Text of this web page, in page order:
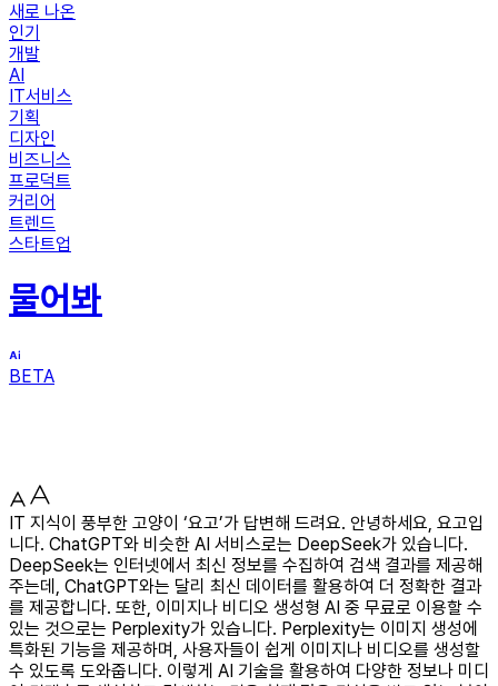
새로 나온
인기
개발
AI
IT서비스
기획
디자인
비즈니스
프로덕트
커리어
트렌드
스타트업
물어봐
BETA
IT 지식이 풍부한 고양이 ‘요고’가 답변해 드려요. 안녕하세요, 요고입
니다. ChatGPT와 비슷한 AI 서비스로는 DeepSeek가 있습니다.
DeepSeek는 인터넷에서 최신 정보를 수집하여 검색 결과를 제공해
주는데, ChatGPT와는 달리 최신 데이터를 활용하여 더 정확한 결과
를 제공합니다. 또한, 이미지나 비디오 생성형 AI 중 무료로 이용할 수
있는 것으로는 Perplexity가 있습니다. Perplexity는 이미지 생성에
특화된 기능을 제공하며, 사용자들이 쉽게 이미지나 비디오를 생성할
수 있도록 도와줍니다. 이렇게 AI 기술을 활용하여 다양한 정보나 미디